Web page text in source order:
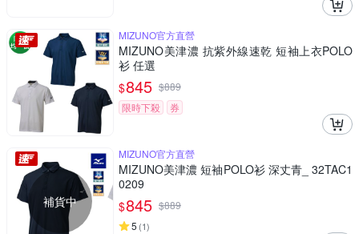
MIZUNO官方直營
MIZUNO美津濃 抗紫外線速乾 短袖上衣POLO
衫 任選
$845 $889
限時下殺
券
補貨中
MIZUNO官方直營
MIZUNO美津濃 短袖POLO衫 深丈青_ 32TAC1
0209
$845 $889
5 (1)